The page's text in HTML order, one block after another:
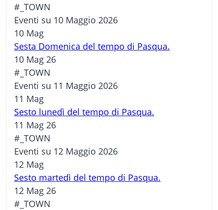
#_TOWN
Eventi su 10 Maggio 2026
10 Mag
Sesta Domenica del tempo di Pasqua.
10 Mag 26
#_TOWN
Eventi su 11 Maggio 2026
11 Mag
Sesto lunedì del tempo di Pasqua.
11 Mag 26
#_TOWN
Eventi su 12 Maggio 2026
12 Mag
Sesto martedì del tempo di Pasqua.
12 Mag 26
#_TOWN